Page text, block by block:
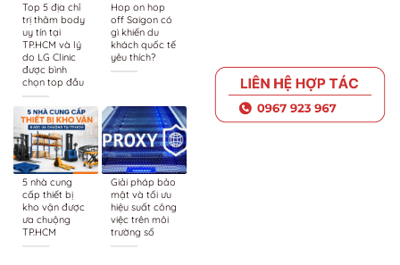
Top 5 địa chỉ
trị thâm body
uy tín tại
TP.HCM và lý
do LG Clinic
được bình
chọn top đầu
Hop on hop
off Saigon có
gì khiến du
khách quốc tế
yêu thích?
5 nhà cung
cấp thiết bị
kho vận được
ưa chuộng
TP.HCM
Giải pháp bảo
mật và tối ưu
hiệu suất công
việc trên môi
trường số